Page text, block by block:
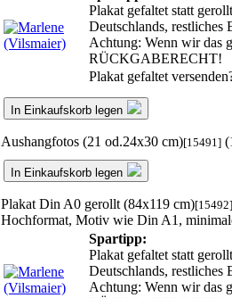
Plakat gefaltet statt
Deutschlands, restliches
Achtung: Wenn wir das
RÜCKGABERECHT!
Plakat gefaltet
In Einkaufskorb legen
Aushangfotos (21 od.24x30 cm)[15491]
In Einkaufskorb legen
Plakat Din A0 gerollt (84x119 cm)[15492]
Hochformat, Motiv wie Din A1,
Spartipp:
Plakat gefaltet statt
Deutschlands, restliches
Achtung: Wenn wir das